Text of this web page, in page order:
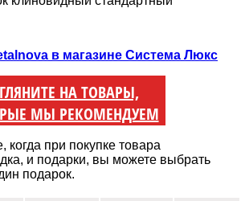
в магазине Система Люкс
НА ТОВАРЫ,
МЫ РЕКОМЕНДУЕМ
при покупке товара
и подарки, вы можете выбрать
подарок.